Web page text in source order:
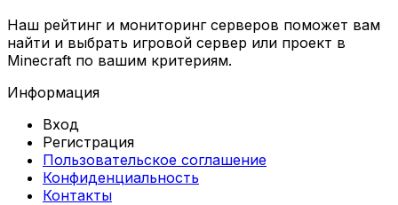
Наш рейтинг и мониторинг серверов поможет вам
найти и выбрать игровой сервер или проект в
Minecraft по вашим критериям.
Информация
Вход
Регистрация
Пользовательское соглашение
Конфиденциальность
Контакты